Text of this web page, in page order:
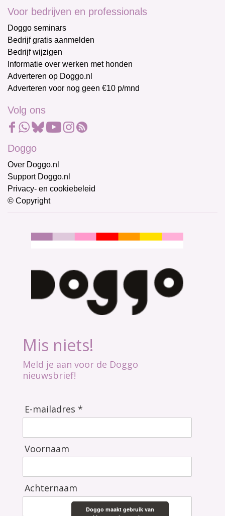
Voor bedrijven en professionals
Doggo seminars
Bedrijf gratis aanmelden
Bedrijf wijzigen
Informatie over werken met honden
Adverteren op Doggo.nl
Adverteren voor nog geen €10 p/mnd
Volg ons
Doggo
Over Doggo.nl
Support Doggo.nl
Privacy- en cookiebeleid
© Copyright
Mis niets!
Meld je aan voor de Doggo
nieuwsbrief!
E-mailadres *
Voornaam
Achternaam
Doggo maakt gebruik van